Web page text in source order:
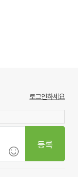
로그인하세요
등록